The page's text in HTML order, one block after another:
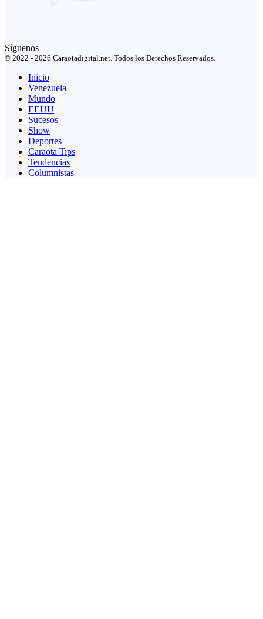
Síguenos
© 2022 - 2026 Caraotadigital.net. Todos los Derechos Reservados.
Inicio
Venezuela
Mundo
EEUU
Sucesos
Show
Deportes
Caraota Tips
Tendencias
Columnistas